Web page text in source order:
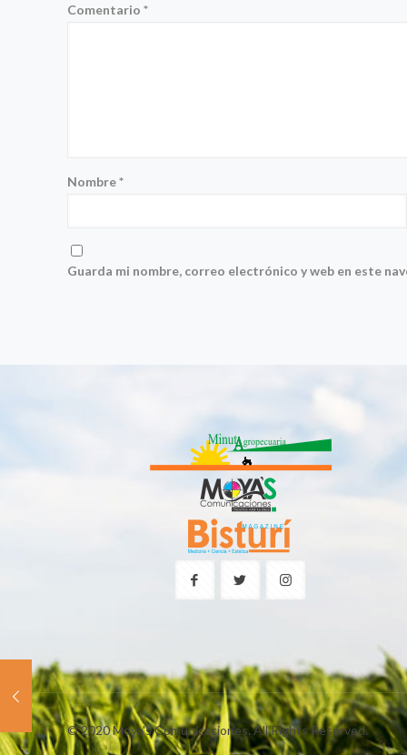
Comentario*
Nombre*
Guarda mi nombre, correo electrónico y web en este
© 2020 Moya's Comunicaciones. All Rights Reserved.